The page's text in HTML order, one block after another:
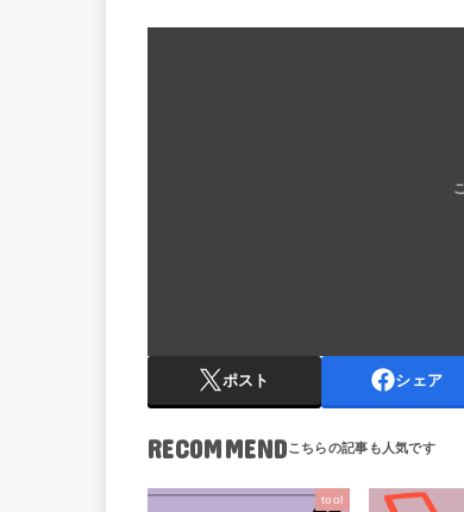
ポスト シェア
RECOMMEND
tool